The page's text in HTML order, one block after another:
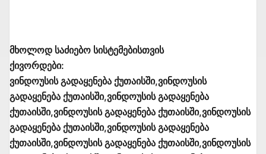
მხოლოდ საძიებო სისტემებისთვის
ქივორდები:
ვინდოუსის გადაყენება ქუთაისში,ვინდოუსის
გადაყენება ქუთაისში,ვინდოუსის გადაყენება
ქუთაისში,ვინდოუსის გადაყენება ქუთაისში,ვინდოუსის
გადაყენება ქუთაისში,ვინდოუსის გადაყენება
ქუთაისში,ვინდოუსის გადაყენება ქუთაისში,ვინდოუსის